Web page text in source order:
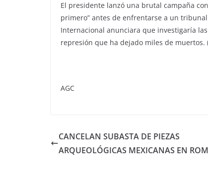
El presidente lanzó una brutal campaña
primero” antes de enfrentarse a un
Internacional anunciara que investigaría
represión que ha dejado miles de muertos.
AGC
CANCELAN SUBASTA DE PIEZAS
ARQUEOLÓGICAS MEXICANAS EN